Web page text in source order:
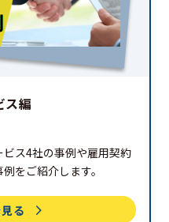
ス編
ス4社の事例や雇用契約
をご紹介します。
る